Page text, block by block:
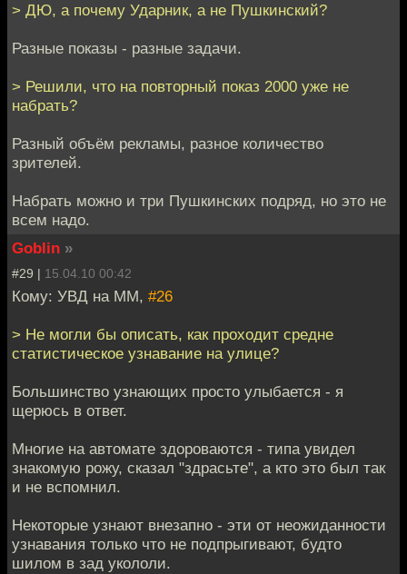
> ДЮ, а почему Ударник, а не Пушкинский?
Разные показы - разные задачи.
> Решили, что на повторный показ 2000 уже не
набрать?
Разный объём рекламы, разное количество
зрителей.
Набрать можно и три Пушкинских подряд, но это не
всем надо.
Goblin »
#29 | 15.04.10 00:42
Кому: УВД на ММ, #26
> Не могли бы описать, как проходит средне
статистическое узнавание на улице?
Большинство узнающих просто улыбается - я
щерюсь в ответ.
Многие на автомате здороваются - типа увидел
знакомую рожу, сказал "здрасьте", а кто это был так
и не вспомнил.
Некоторые узнают внезапно - эти от неожиданности
узнавания только что не подпрыгивают, будто
шилом в зад укололи.